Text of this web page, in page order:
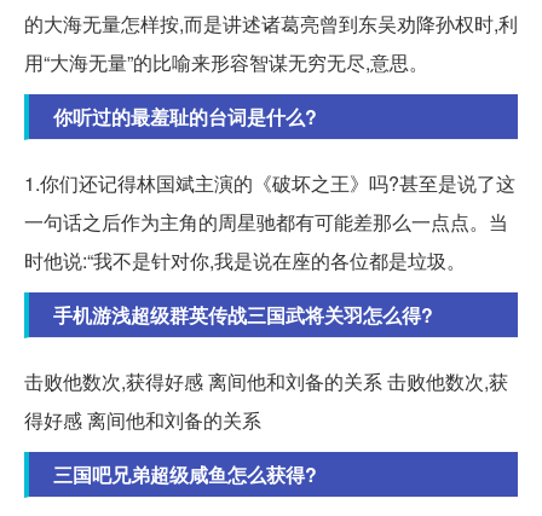
的大海无量怎样按,而是讲述诸葛亮曾到东吴劝降孙权时,利
用“大海无量”的比喻来形容智谋无穷无尽,意思。
你听过的最羞耻的台词是什么?
1.你们还记得林国斌主演的《破坏之王》吗?甚至是说了这
一句话之后作为主角的周星驰都有可能差那么一点点。当
时他说:“我不是针对你,我是说在座的各位都是垃圾。
手机游浅超级群英传战三国武将关羽怎么得?
击败他数次,获得好感 离间他和刘备的关系 击败他数次,获
得好感 离间他和刘备的关系
三国吧兄弟超级咸鱼怎么获得?